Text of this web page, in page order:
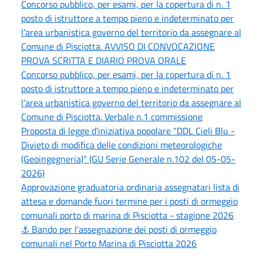
Concorso pubblico, per esami, per la copertura di n. 1
posto di istruttore a tempo pieno e indeterminato per
l’area urbanistica governo del territorio da assegnare al
Comune di Pisciotta. AVVISO DI CONVOCAZIONE
PROVA SCRITTA E DIARIO PROVA ORALE
Concorso pubblico, per esami, per la copertura di n. 1
posto di istruttore a tempo pieno e indeterminato per
l’area urbanistica governo del territorio da assegnare al
Comune di Pisciotta. Verbale n.1 commissione
Proposta di legge d'iniziativa popolare "DDL Cieli Blu -
Divieto di modifica delle condizioni meteorologiche
(Geoingegneria)" (GU Serie Generale n.102 del 05-05-
2026)
Approvazione graduatoria ordinaria assegnatari lista di
attesa e domande fuori termine per i posti di ormeggio
comunali porto di marina di Pisciotta - stagione 2026
⚓ Bando per l’assegnazione dei posti di ormeggio
comunali nel Porto Marina di Pisciotta 2026